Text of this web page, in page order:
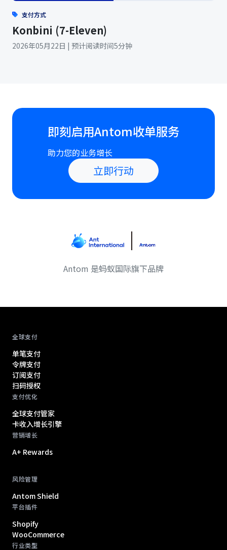
支付方式
Konbini (7-Eleven)
2026年05月22日 | 预计阅读时间5分钟
即刻启用Antom收单服务
助力您的业务增长
立即行动
Antom 是蚂蚁国际旗下品牌
全球支付
单笔支付
令牌支付
订阅支付
扫码授权
支付优化
全球支付管家
卡收入增长引擎
营销增长
A+ Rewards
风险管理
Antom Shield
平台插件
Shopify
WooCommerce
行业类型